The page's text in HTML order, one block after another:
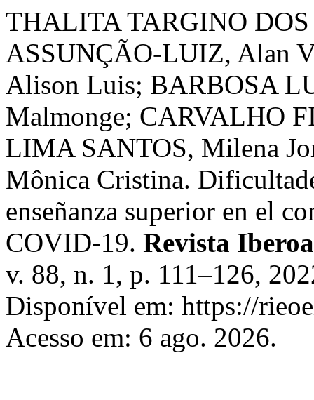
THALITA TARGINO DOS
ASSUNÇÃO-LUIZ, Alan
Alison Luis; BARBOSA
Malmonge; CARVALHO
LIMA SANTOS, Milena
Mônica Cristina.
enseñanza superior en el
COVID-19. Revista
v. 88, n. 1, p. 111–126,
Disponível em: https://
Acesso em: 6 ago. 2026.